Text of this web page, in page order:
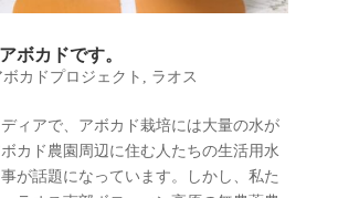
ボカドです。
ボカドプロジェクト , ラオス
ィアで、アボカド栽培には大量の水が
カド農園周辺に住む人たちの生活用水
が話題になっています。しかし、私た